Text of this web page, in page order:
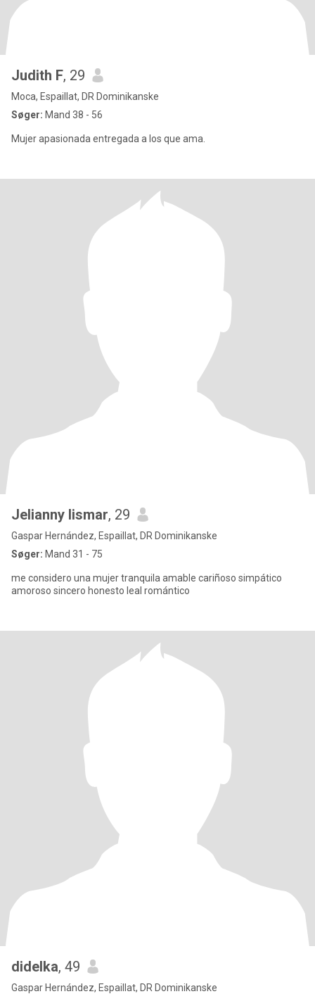
Judith F, 29
Moca, Espaillat, DR Dominikanske
Søger: Mand 38 - 56
Mujer apasionada entregada a los que ama.
Jelianny lismar, 29
Gaspar Hernández, Espaillat, DR Dominikanske
Søger: Mand 31 - 75
me considero una mujer tranquila amable cariñoso simpático
amoroso sincero honesto leal romántico
didelka, 49
Gaspar Hernández, Espaillat, DR Dominikanske